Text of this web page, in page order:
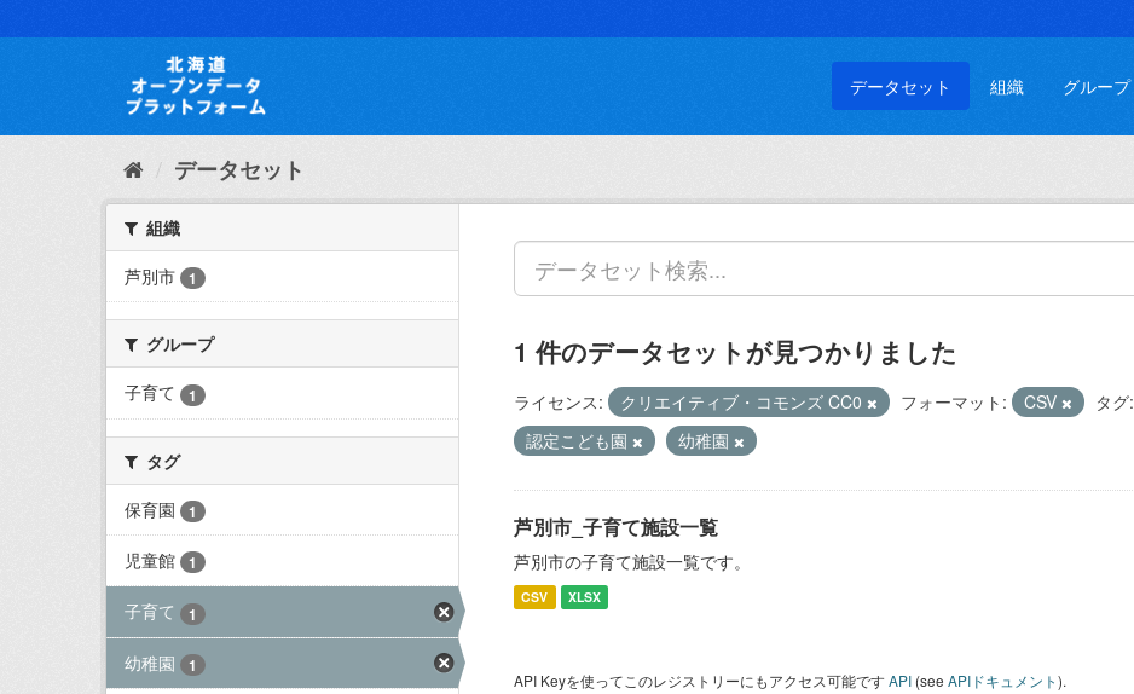
キ
て
データセット 組織 グループ
データセット
組織
芦別市
1
グループ
子育て
1
タグ
保育園
1
児童館 1
子育て 1
幼稚園 1
1 件のデータセットが見つかりました
ライセンス: クリエイティブ・コモンズ CC0 フォーマット: CSV タグ:
認定こども園
幼稚園
芦別市_子育て施設一覧
芦別市の子育て施設一覧です。
CSV XLSX
API Keyを使ってこのレジストリーにもアクセス可能ですAPI (see APIドキュメント).